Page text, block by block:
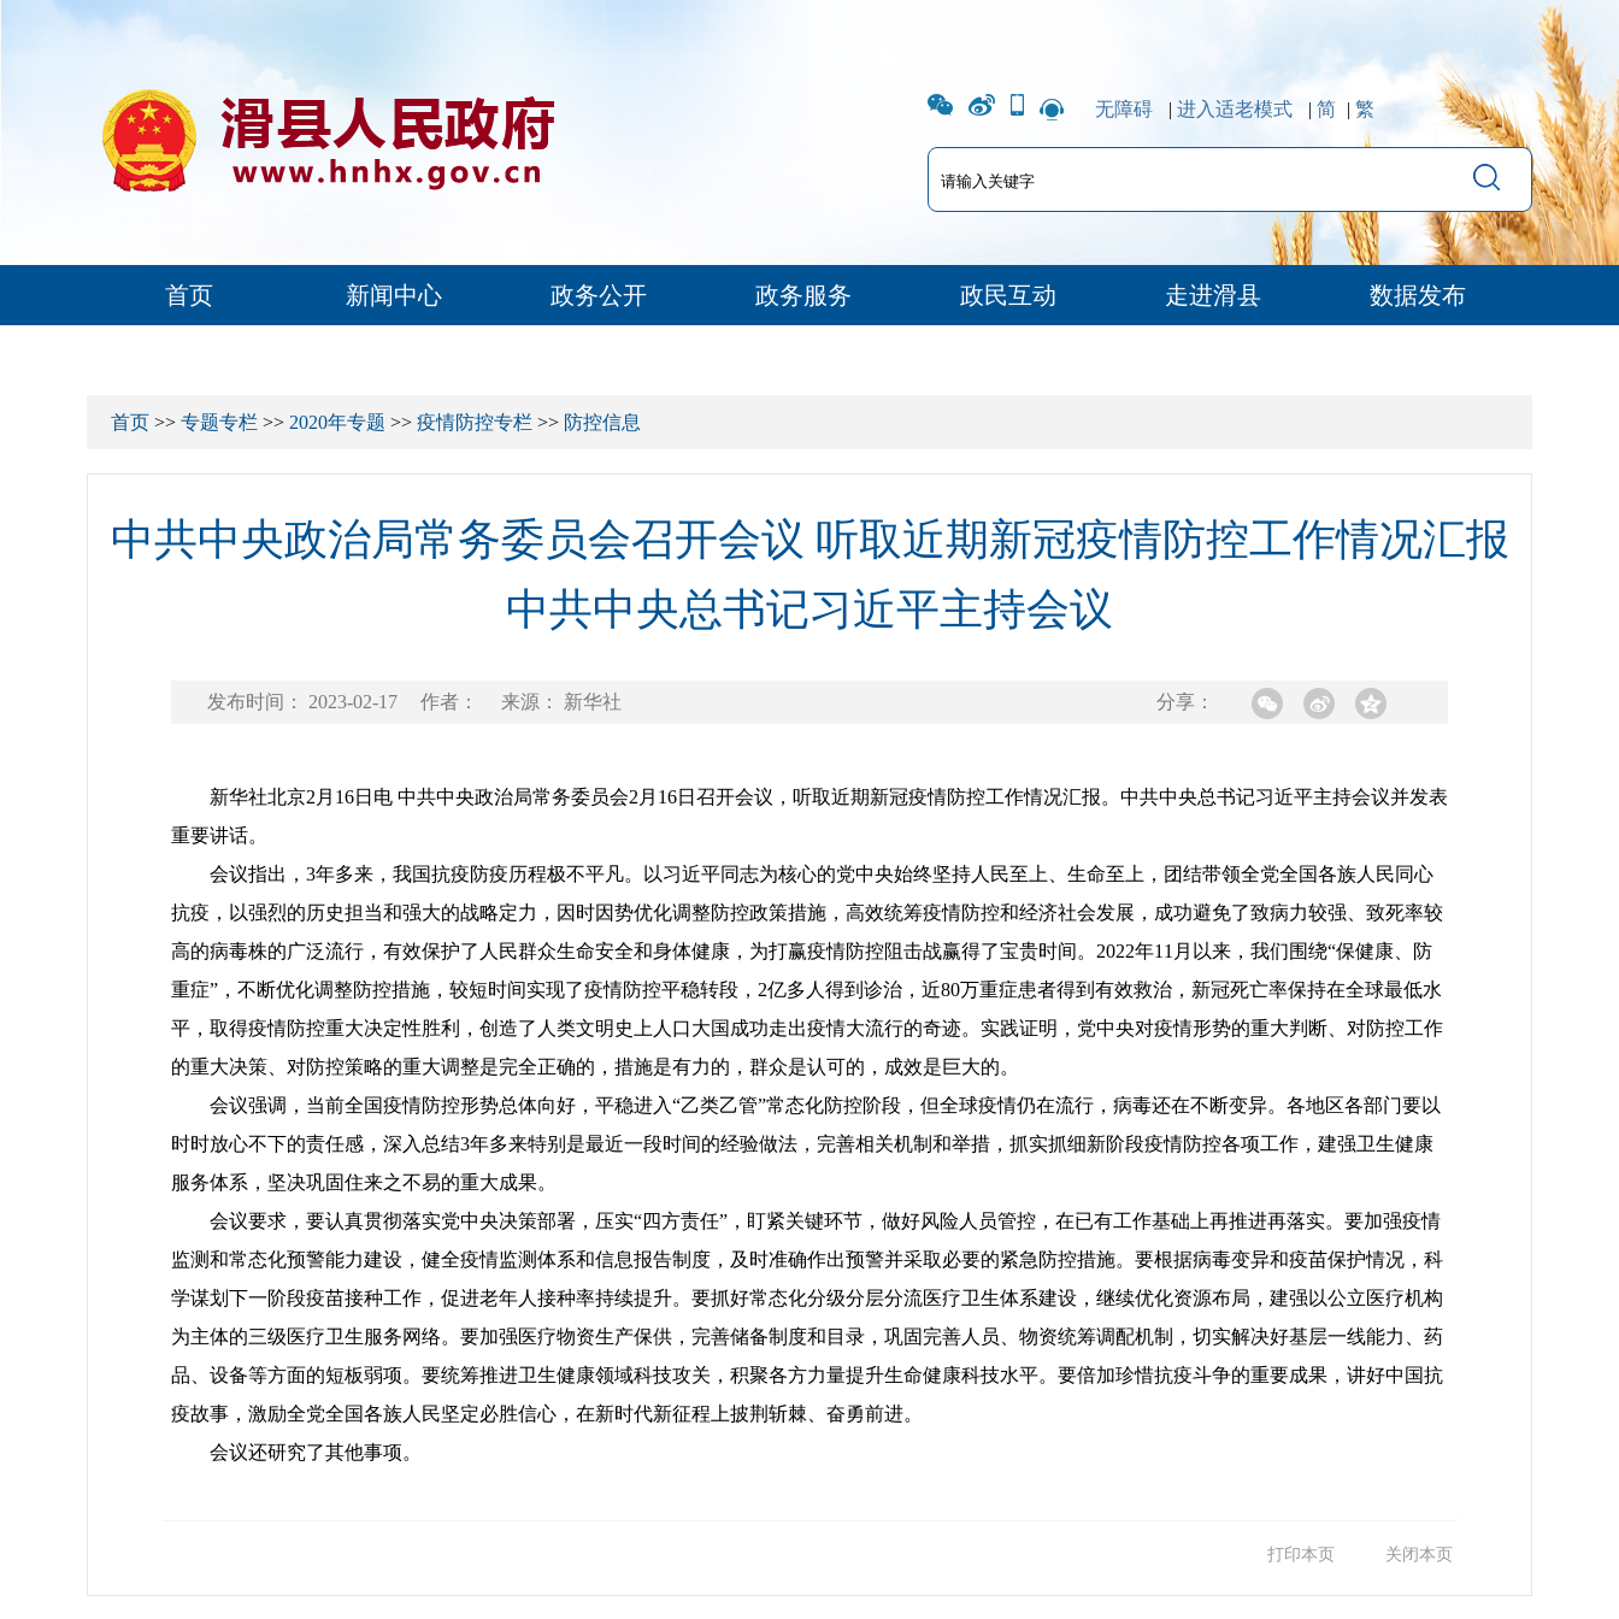
无障碍 | 进入适老模式 | 简 | 繁
首页 新闻中心 政务公开 政务服务 政民互动 走进滑县 数据发布
首页 >> 专题专栏 >> 2020年专题 >> 疫情防控专栏 >> 防控信息
中共中央政治局常务委员会召开会议 听取近期新冠疫情防控工作情况汇报
中共中央总书记习近平主持会议
发布时间： 2023-02-17 作者： 来源： 新华社 分享：
新华社北京2月16日电 中共中央政治局常务委员会2月16日召开会议，听取近期新冠疫情防控工作情况汇报。中共中央总书记习近平主持会议并发表
重要讲话。
会议指出，3年多来，我国抗疫防疫历程极不平凡。以习近平同志为核心的党中央始终坚持人民至上、生命至上，团结带领全党全国各族人民同心
抗疫，以强烈的历史担当和强大的战略定力，因时因势优化调整防控政策措施，高效统筹疫情防控和经济社会发展，成功避免了致病力较强、致死率较
高的病毒株的广泛流行，有效保护了人民群众生命安全和身体健康，为打赢疫情防控阻击战赢得了宝贵时间。2022年11月以来，我们围绕“保健康、防
重症”，不断优化调整防控措施，较短时间实现了疫情防控平稳转段，2亿多人得到诊治，近80万重症患者得到有效救治，新冠死亡率保持在全球最低水
平，取得疫情防控重大决定性胜利，创造了人类文明史上人口大国成功走出疫情大流行的奇迹。实践证明，党中央对疫情形势的重大判断、对防控工作
的重大决策、对防控策略的重大调整是完全正确的，措施是有力的，群众是认可的，成效是巨大的。
会议强调，当前全国疫情防控形势总体向好，平稳进入“乙类乙管”常态化防控阶段，但全球疫情仍在流行，病毒还在不断变异。各地区各部门要以
时时放心不下的责任感，深入总结3年多来特别是最近一段时间的经验做法，完善相关机制和举措，抓实抓细新阶段疫情防控各项工作，建强卫生健康
服务体系，坚决巩固住来之不易的重大成果。
会议要求，要认真贯彻落实党中央决策部署，压实“四方责任”，盯紧关键环节，做好风险人员管控，在已有工作基础上再推进再落实。要加强疫情
监测和常态化预警能力建设，健全疫情监测体系和信息报告制度，及时准确作出预警并采取必要的紧急防控措施。要根据病毒变异和疫苗保护情况，科
学谋划下一阶段疫苗接种工作，促进老年人接种率持续提升。要抓好常态化分级分层分流医疗卫生体系建设，继续优化资源布局，建强以公立医疗机构
为主体的三级医疗卫生服务网络。要加强医疗物资生产保供，完善储备制度和目录，巩固完善人员、物资统筹调配机制，切实解决好基层一线能力、药
品、设备等方面的短板弱项。要统筹推进卫生健康领域科技攻关，积聚各方力量提升生命健康科技水平。要倍加珍惜抗疫斗争的重要成果，讲好中国抗
疫故事，激励全党全国各族人民坚定必胜信心，在新时代新征程上披荆斩棘、奋勇前进。
会议还研究了其他事项。
打印本页 关闭本页